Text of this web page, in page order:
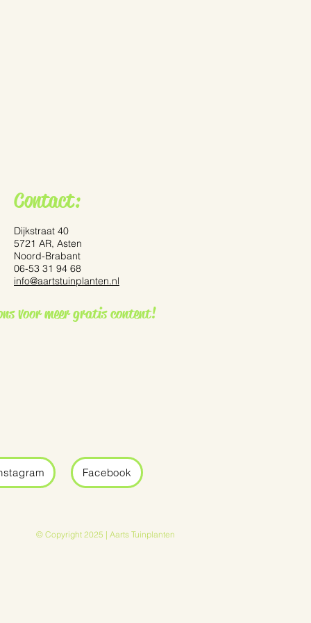
Contact:
Dijkstraat 40
5721 AR, Asten
Noord-Brabant
06-53 31 94 68
info@aartstuinplanten.nl
voor meer gratis content!
Facebook
© Copyright 2025 | Aarts Tuinplanten